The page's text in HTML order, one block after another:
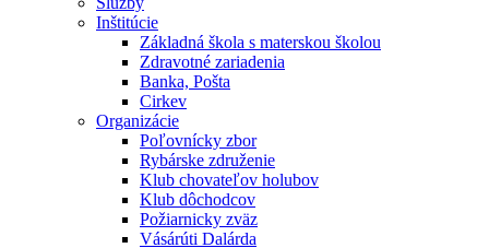
Inštitúcie
Základná škola s materskou školou
Zdravotné zariadenia
Banka, Pošta
Cirkev
Organizácie
Poľovnícky zbor
Rybárske združenie
Klub chovateľov holubov
Klub dôchodcov
Požiarnicky zväz
Vásárúti Dalárda